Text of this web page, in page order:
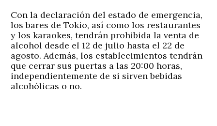
Con la declaración del estado de emergencia,
los bares de Tokio, así como los restaurantes
y los karaokes, tendrán prohibida la venta de
alcohol desde el 12 de julio hasta el 22 de
agosto. Además, los establecimientos tendrán
que cerrar sus puertas a las 20:00 horas,
independientemente de si sirven bebidas
alcohólicas o no.